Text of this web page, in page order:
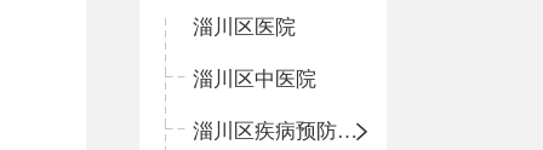
淄川区医院
淄川区中医院
淄川区疾病预防控制中心